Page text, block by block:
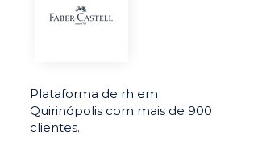
Plataforma de rh em
Quirinópolis com mais de 900
clientes.